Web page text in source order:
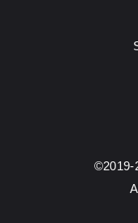
©2019-